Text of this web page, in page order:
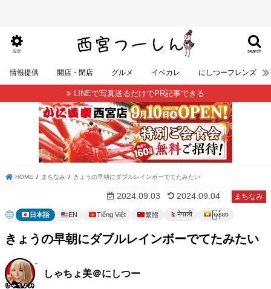
search
設定
情報提供 開店・閉店 グルメ イベカレ にしつーフレンズ
LINEで写真送るだけでPR記事できる
HOME まちなみ きょうの早朝にダブルレインボーでてたみたい
まちなみ
2024.09.03 2024.09.04
日本語 EN Tiếng Việt 繁體 नेपाली မြန်မာ
きょうの早朝にダブルレインボーでてたみたい
しゃちょ美＠にしつー